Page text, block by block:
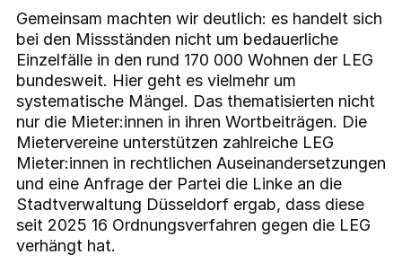
Gemeinsam machten wir deutlich: es handelt sich
bei den Missständen nicht um bedauerliche
Einzelfälle in den rund 170 000 Wohnen der LEG
bundesweit. Hier geht es vielmehr um
systematische Mängel. Das thematisierten nicht
nur die Mieter:innen in ihren Wortbeiträgen. Die
Mietervereine unterstützen zahlreiche LEG
Mieter:innen in rechtlichen Auseinandersetzungen
und eine Anfrage der Partei die Linke an die
Stadtverwaltung Düsseldorf ergab, dass diese
seit 2025 16 Ordnungsverfahren gegen die LEG
verhängt hat.